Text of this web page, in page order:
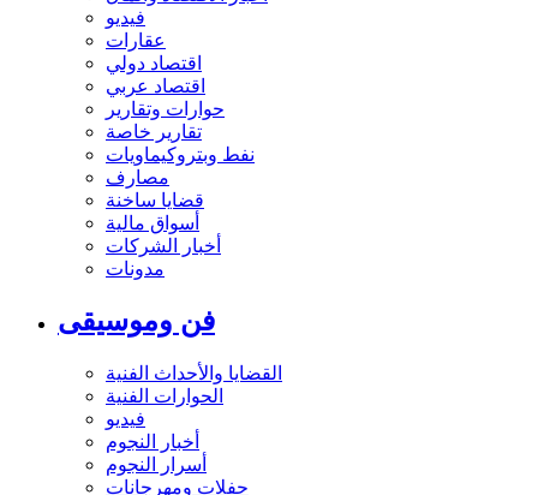
فيديو
عقارات
اقتصاد دولي
اقتصاد عربي
حوارات وتقارير
تقارير خاصة
نفط وبتروكيماويات
مصارف
قضايا ساخنة
أسواق مالية
أخبار الشركات
مدونات
فن وموسيقى
القضايا والأحداث الفنية
الحوارات الفنية
فيديو
أخبار النجوم
أسرار النجوم
حفلات ومهرجانات